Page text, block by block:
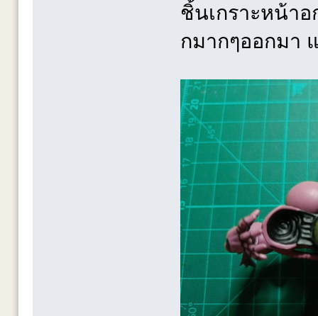
ชิ้นเกราะหน้า
กมากๆออกมา